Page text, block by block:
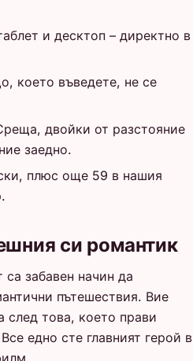
и десктоп – директно в
което въведете, не се
двойки от разстояние
заедно.
плюс още 59 в нашия
си романтик
забавен начин да
пътешествия. Вие
след това, което прави
едно сте главният герой в